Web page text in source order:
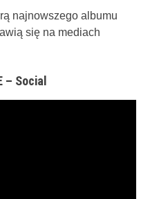
najnowszego albumu
się na mediach
– Social